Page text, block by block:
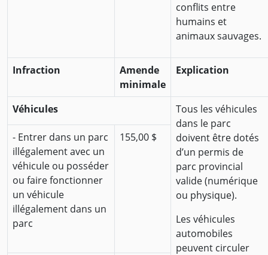
conflits entre
humains et
animaux sauvages.
Infraction
Amende
minimale
Explication
Véhicules
Tous les véhicules
dans le parc
doivent être dotés
d’un permis de
parc provincial
valide (numérique
ou physique).
Les véhicules
automobiles
peuvent circuler
- Entrer dans un parc
illégalement avec un
véhicule ou posséder
ou faire fonctionner
un véhicule
illégalement dans un
parc
155,00 $